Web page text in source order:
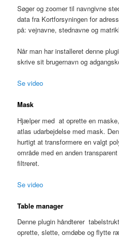
Søger og zoomer til navngivne
data fra Kortforsyningen for
på: vejnavne, stednavne og
Når man har installeret denne
skrive sit brugernavn og
Se video
Mask
Hjælper med at oprette en
atlas udarbejdelse med mask.
hurtigt at transformere en valgt
område med en anden
filtreret.
Se video
Table manager
Denne plugin håndterer
oprette, slette, omdøbe og flytte